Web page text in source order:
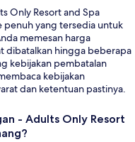
Only Resort and Spa
penuh yang tersedia untuk
memesan harga
dibatalkan hingga beberapa
kebijakan pembatalan
kebijakan
dan ketentuan pastinya.
- Adults Only Resort